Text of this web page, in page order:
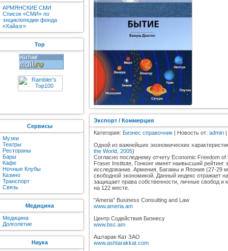
АРМЯНСКИЕ СМИ
Список «СМИ» по
энциклопедии фонда
«Хайазг»
Top
Сервисы
Музеи
Театры
Рестораны
Бары
Кафе
Ночные Клубы
Казино
Транспорт
Связь
Медицина
Медицина
Долголетие
Наука
Экспорт / Коммерция
Категория: Бизнес справочник | Новость от: admin
Одной из важнейших экономических
the World, 2005)
Согласно последнему отчету Economic Freedom
Fraser Institute, Гонконг имеет наивысший
исследование. Армения, Багамы и Япония (27-29
свободной экономикой. Данный индекс отражает
защищает права собственности, личные свобод и
на 122 месте.
"Ameria" Business Consulting and Law
www.ameria.am
Центр Содействия Бизнесу
www.bsc.am
Аштарак-Кат ЗАО
www.ashtarakkat.com